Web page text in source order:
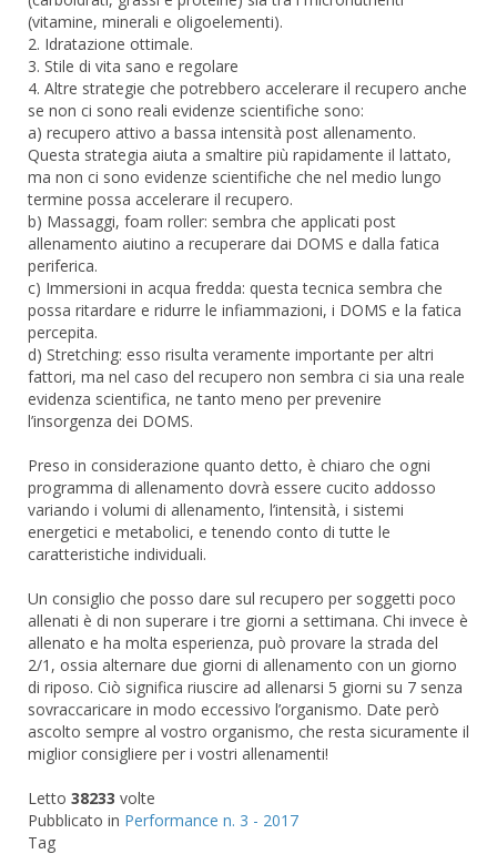
(vitamine, minerali e oligoelementi).
2. Idratazione ottimale.
3. Stile di vita sano e regolare
4. Altre strategie che potrebbero accelerare il recupero anche
se non ci sono reali evidenze scientifiche sono:
a) recupero attivo a bassa intensità post allenamento.
Questa strategia aiuta a smaltire più rapidamente il lattato,
ma non ci sono evidenze scientifiche che nel medio lungo
termine possa accelerare il recupero.
b) Massaggi, foam roller: sembra che applicati post
allenamento aiutino a recuperare dai DOMS e dalla fatica
periferica.
c) Immersioni in acqua fredda: questa tecnica sembra che
possa ritardare e ridurre le infiammazioni, i DOMS e la fatica
percepita.
d) Stretching: esso risulta veramente importante per altri
fattori, ma nel caso del recupero non sembra ci sia una reale
evidenza scientifica, ne tanto meno per prevenire
l’insorgenza dei DOMS.
Preso in considerazione quanto detto, è chiaro che ogni
programma di allenamento dovrà essere cucito addosso
variando i volumi di allenamento, l’intensità, i sistemi
energetici e metabolici, e tenendo conto di tutte le
caratteristiche individuali.
Un consiglio che posso dare sul recupero per soggetti poco
allenati è di non superare i tre giorni a settimana. Chi invece è
allenato e ha molta esperienza, può provare la strada del
2/1, ossia alternare due giorni di allenamento con un giorno
di riposo. Ciò significa riuscire ad allenarsi 5 giorni su 7 senza
sovraccaricare in modo eccessivo l’organismo. Date però
ascolto sempre al vostro organismo, che resta sicuramente il
miglior consigliere per i vostri allenamenti!
Letto 38233 volte
Pubblicato in Performance n. 3 - 2017
Tag